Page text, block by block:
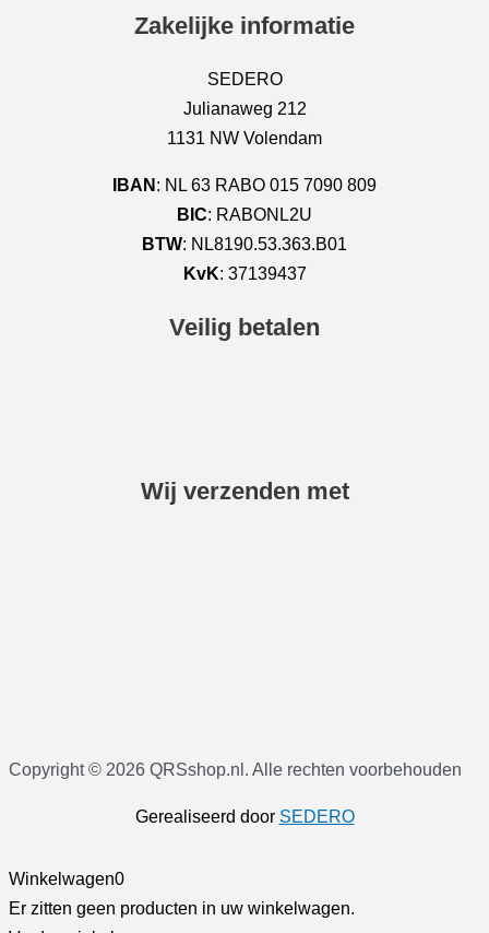
Zakelijke informatie
SEDERO
Julianaweg 212
1131 NW Volendam
IBAN : NL 63 RABO 015 7090 809
BIC: RABONL2U
BTW: NL8190.53.363.B01
KvK: 37139437
Veilig betalen
Wij verzenden met
Copyright © 2026 QRSshop.nl. Alle rechten voorbehouden
Gerealiseerd door SEDERO
Winkelwagen0
Er zitten geen producten in uw winkelwagen.